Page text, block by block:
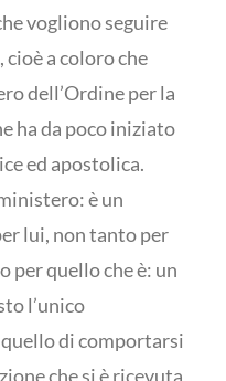
vogliono seguire
a coloro che
dell’Ordine per la
ha da poco iniziato
ed apostolica.
è un
lui, non tanto per
per quello che è: un
l’unico
di comportarsi
che si è ricevuta